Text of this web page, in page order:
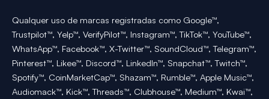
Qualquer uso de marcas registradas como Google™,
Trustpilot™, Yelp™, VerifyPilot™, Instagram™, TikTok™, YouTube™,
WhatsApp™, Facebook™, X-Twitter™, SoundCloud™, Telegram™,
Pinterest™, Likee™, Discord™, LinkedIn™, Snapchat™, Twitch™,
Spotify™, CoinMarketCap™, Shazam™, Rumble™, Apple Music™,
Audiomack™, Kick™, Threads™, Clubhouse™, Medium™, Kwai™,